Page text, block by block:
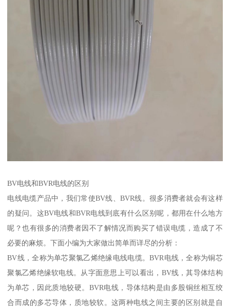
BV电线和BVR电线的区别
电线电缆产品中，我们常使BV线、BVR线。很多消费者就会有这样
的疑问。这BV电线和BVR电线到底有什么区别呢，都用在什么地方
呢？也有很多的消费者因不了解情况而购买了错误电缆，造成了不
必要的麻烦。下面小编为大家做出简单而详尽的分析：
BV线，全称为单芯聚氯乙烯绝缘电线电缆。BVR电线，全称为铜芯
聚氯乙烯绝缘软电线。从字面意思上可以看出，BV线，其导体结构
为单芯，因此质地较硬。BVR电线，导体结构是由多股铜丝相互绞
合而成的多芯导体，质地较软。这两种电线之间主要的区别就是自